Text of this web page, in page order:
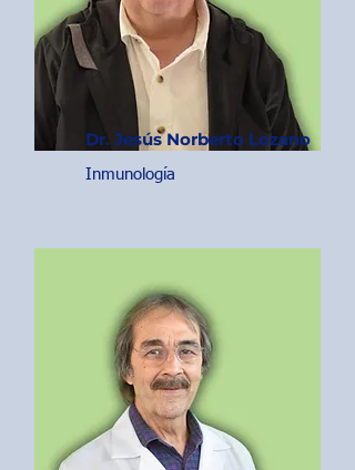
Dr. Jesús Norberto Lozano
Inmunología